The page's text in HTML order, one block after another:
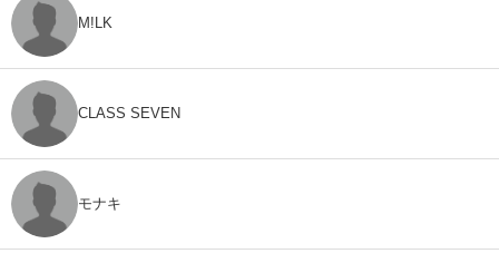
M!LK
CLASS SEVEN
モナキ